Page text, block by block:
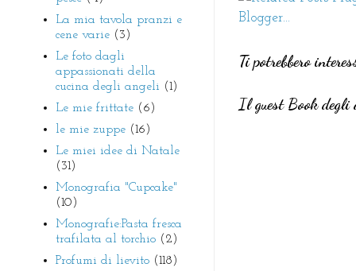
Ti potrebbero
Il guest Book degli
La mia tavola pranzi e
cene varie (3)
Le foto dagli
appassionati della
cucina degli angeli (1)
Le mie frittate (6)
le mie zuppe (16)
Le miei idee di Natale
(31)
Monografia "Cupcake"
(10)
Monografie:Pasta fresca
trafilata al torchio (2)
Profumi di lievito (118)